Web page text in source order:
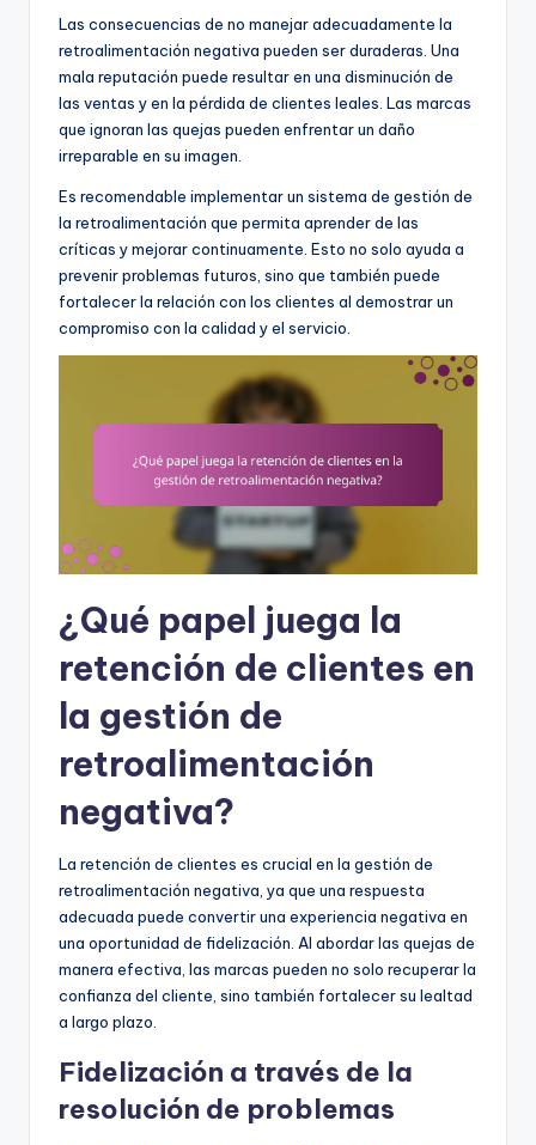
Las consecuencias de no manejar adecuadamente la
retroalimentación negativa pueden ser duraderas. Una
mala reputación puede resultar en una disminución de
las ventas y en la pérdida de clientes leales. Las marcas
que ignoran las quejas pueden enfrentar un daño
irreparable en su imagen.
Es recomendable implementar un sistema de gestión de
la retroalimentación que permita aprender de las
críticas y mejorar continuamente. Esto no solo ayuda a
prevenir problemas futuros, sino que también puede
fortalecer la relación con los clientes al demostrar un
compromiso con la calidad y el servicio.
¿Qué papel juega la
retención de clientes en
la gestión de
retroalimentación
negativa?
La retención de clientes es crucial en la gestión de
retroalimentación negativa, ya que una respuesta
adecuada puede convertir una experiencia negativa en
una oportunidad de fidelización. Al abordar las quejas de
manera efectiva, las marcas pueden no solo recuperar la
confianza del cliente, sino también fortalecer su lealtad
a largo plazo.
Fidelización a través de la
resolución de problemas